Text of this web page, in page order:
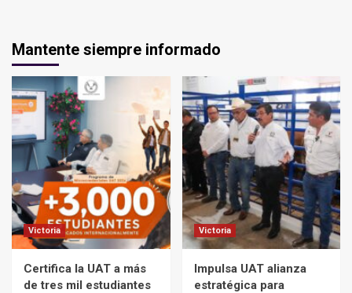
Mantente siempre informado
Victoria
Certifica la UAT a más
de tres mil estudiantes
Victoria
Impulsa UAT alianza
estratégica para